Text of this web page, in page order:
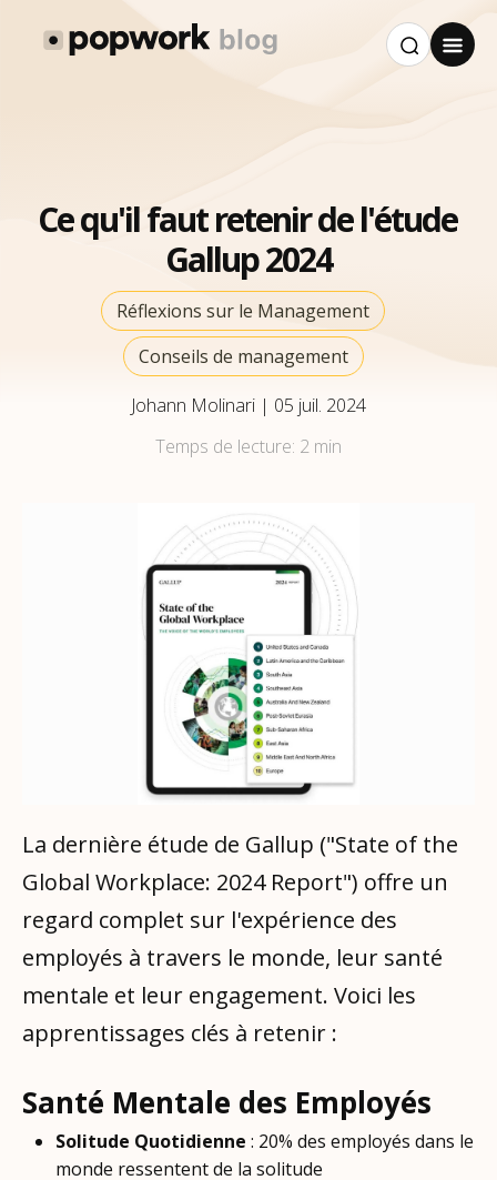
Ce qu'il faut retenir de l'étude
Gallup 2024
Réflexions sur le Management
Conseils de management
Johann Molinari | 05 juil. 2024
Temps de lecture: 2 min
La dernière étude de Gallup ("State of the
Global Workplace: 2024 Report") offre un
regard complet sur l'expérience des
employés à travers le monde, leur santé
mentale et leur engagement. Voici les
apprentissages clés à retenir :
Santé Mentale des Employés
Solitude Quotidienne: 20% des employés dans le
monde ressentent de la solitude